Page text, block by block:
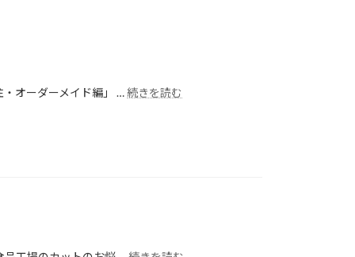
オーダーメイド編」 …続きを読む